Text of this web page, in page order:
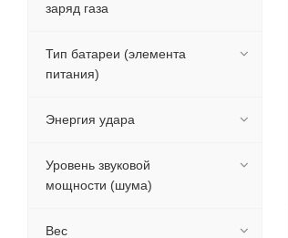
заряд газа
Тип батареи (элемента
питания)
Энергия удара
Уровень звуковой
мощности (шума)
Вес